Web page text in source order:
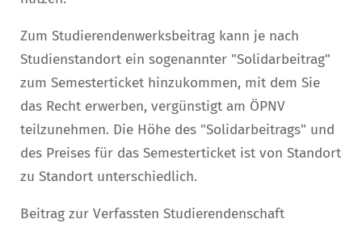
Zum Studierendenwerksbeitrag kann je nach
Studienstandort ein sogenannter "Solidarbeitrag"
zum Semesterticket hinzukommen, mit dem Sie
das Recht erwerben, vergünstigt am ÖPNV
teilzunehmen. Die Höhe des "Solidarbeitrags" und
des Preises für das Semesterticket ist von Standort
zu Standort unterschiedlich.
Beitrag zur Verfassten Studierendenschaft